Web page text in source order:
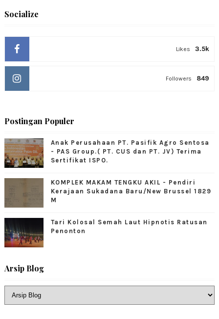
Socialize
3.5k
Likes
849
Followers
Postingan Populer
Anak Perusahaan PT. Pasifik Agro Sentosa
- PAS Group.( PT. CUS dan PT. JV) Terima
Sertifikat ISPO.
KOMPLEK MAKAM TENGKU AKIL - Pendiri
Kerajaan Sukadana Baru/New Brussel 1829
M
Tari Kolosal Semah Laut Hipnotis Ratusan
Penonton
Arsip Blog